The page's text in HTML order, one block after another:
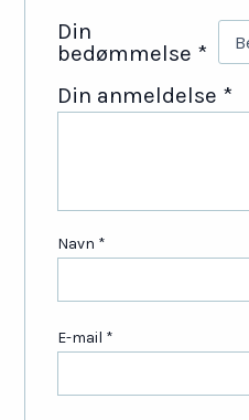
Din
bedømmelse *
Din anmeldelse *
Navn *
E-mail *